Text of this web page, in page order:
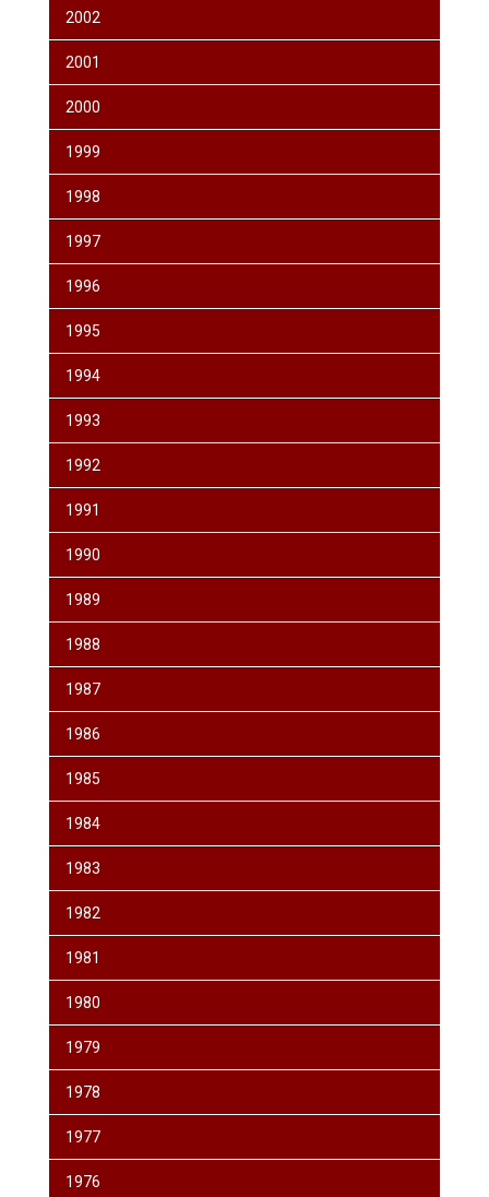
2002
2001
2000
1999
1998
1997
1996
1995
1994
1993
1992
1991
1990
1989
1988
1987
1986
1985
1984
1983
1982
1981
1980
1979
1978
1977
1976